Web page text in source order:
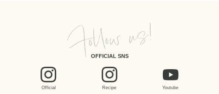
OFFICIAL SNS
Official Recipe Youtube